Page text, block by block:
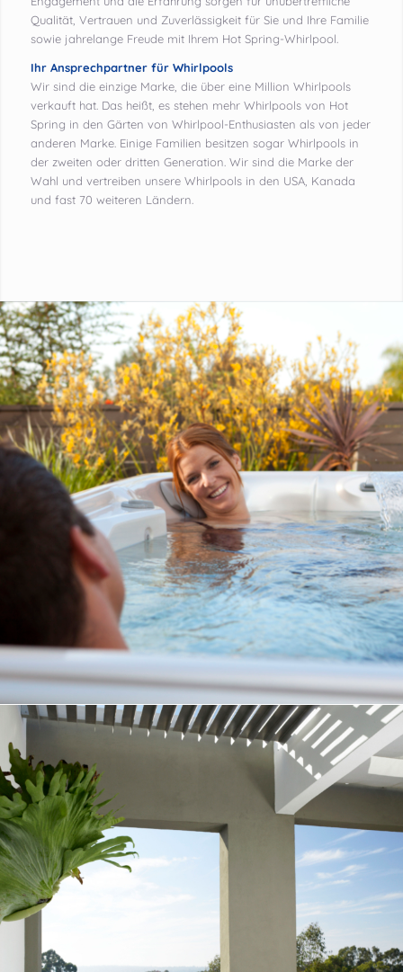
Qualität, Vertrauen und Zuverlässigkeit für Sie und Ihre Familie
sowie jahrelange Freude mit Ihrem Hot Spring-Whirlpool.
Ihr Ansprechpartner für Whirlpools
Wir sind die einzige Marke, die über eine Million Whirlpools
verkauft hat. Das heißt, es stehen mehr Whirlpools von Hot
Spring in den Gärten von Whirlpool-Enthusiasten als von jeder
anderen Marke. Einige Familien besitzen sogar Whirlpools in
der zweiten oder dritten Generation. Wir sind die Marke der
Wahl und vertreiben unsere Whirlpools in den USA, Kanada
und fast 70 weiteren Ländern.